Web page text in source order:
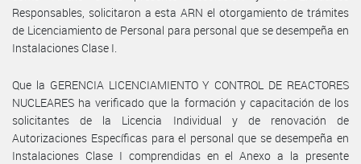
Responsables, solicitaron a esta ARN el otorgamiento de trámites
de Licenciamiento de Personal para personal que se desempeña en
Instalaciones Clase I.
Que la GERENCIA LICENCIAMIENTO Y CONTROL DE REACTORES
NUCLEARES ha verificado que la formación y capacitación de los
solicitantes de la Licencia Individual y de renovación de
Autorizaciones Específicas para el personal que se desempeña en
Instalaciones Clase I comprendidas en el Anexo a la presente